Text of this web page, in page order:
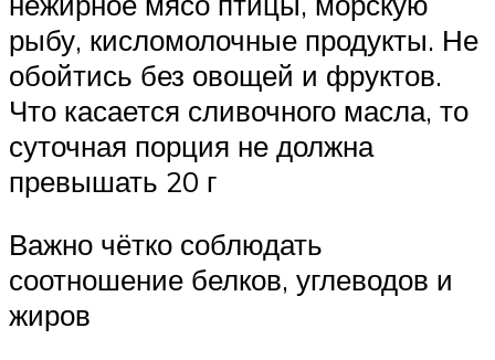
рыбу, кисломолочные продукты. Не
обойтись без овощей и фруктов.
Что касается сливочного масла, то
суточная порция не должна
превышать 20 г
Важно чётко соблюдать
соотношение белков, углеводов и
жиров